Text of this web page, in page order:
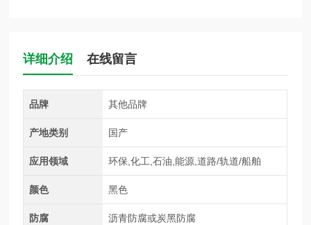
详细介绍 在线留言
品牌 其他品牌
产地类别 国产
应用领域 环保,化工,石油,能源,道路/轨道/船舶
颜色 黑色
防腐 沥青防腐或炭黑防腐